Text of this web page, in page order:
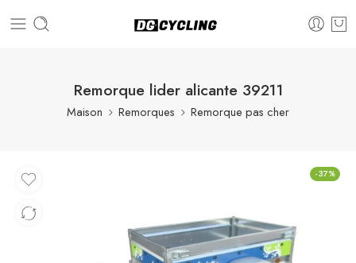
Remorque lider alicante 39211
Maison Remorques Remorque pas cher
-37%